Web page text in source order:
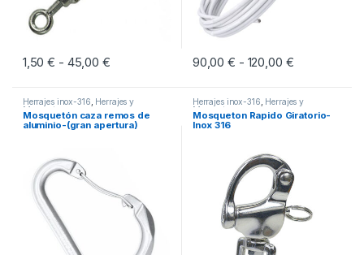
1,50€ - 45,00 €Rango de precios: desde 1,50 € hasta 45,00 €
Este producto tiene múltiples variantes. Las opciones se pueden
90,00€ - 120,00 €Rango de
Este producto tiene múltiples
Herrajes inox-316
Herrajes y
Mosquetones
Mosquetón caza remos de
aluminio-(gran apertura)
Herrajes inox-316
Herrajes y
Mosquetones
Mosqueton Rapido Giratorio-
Inox 316